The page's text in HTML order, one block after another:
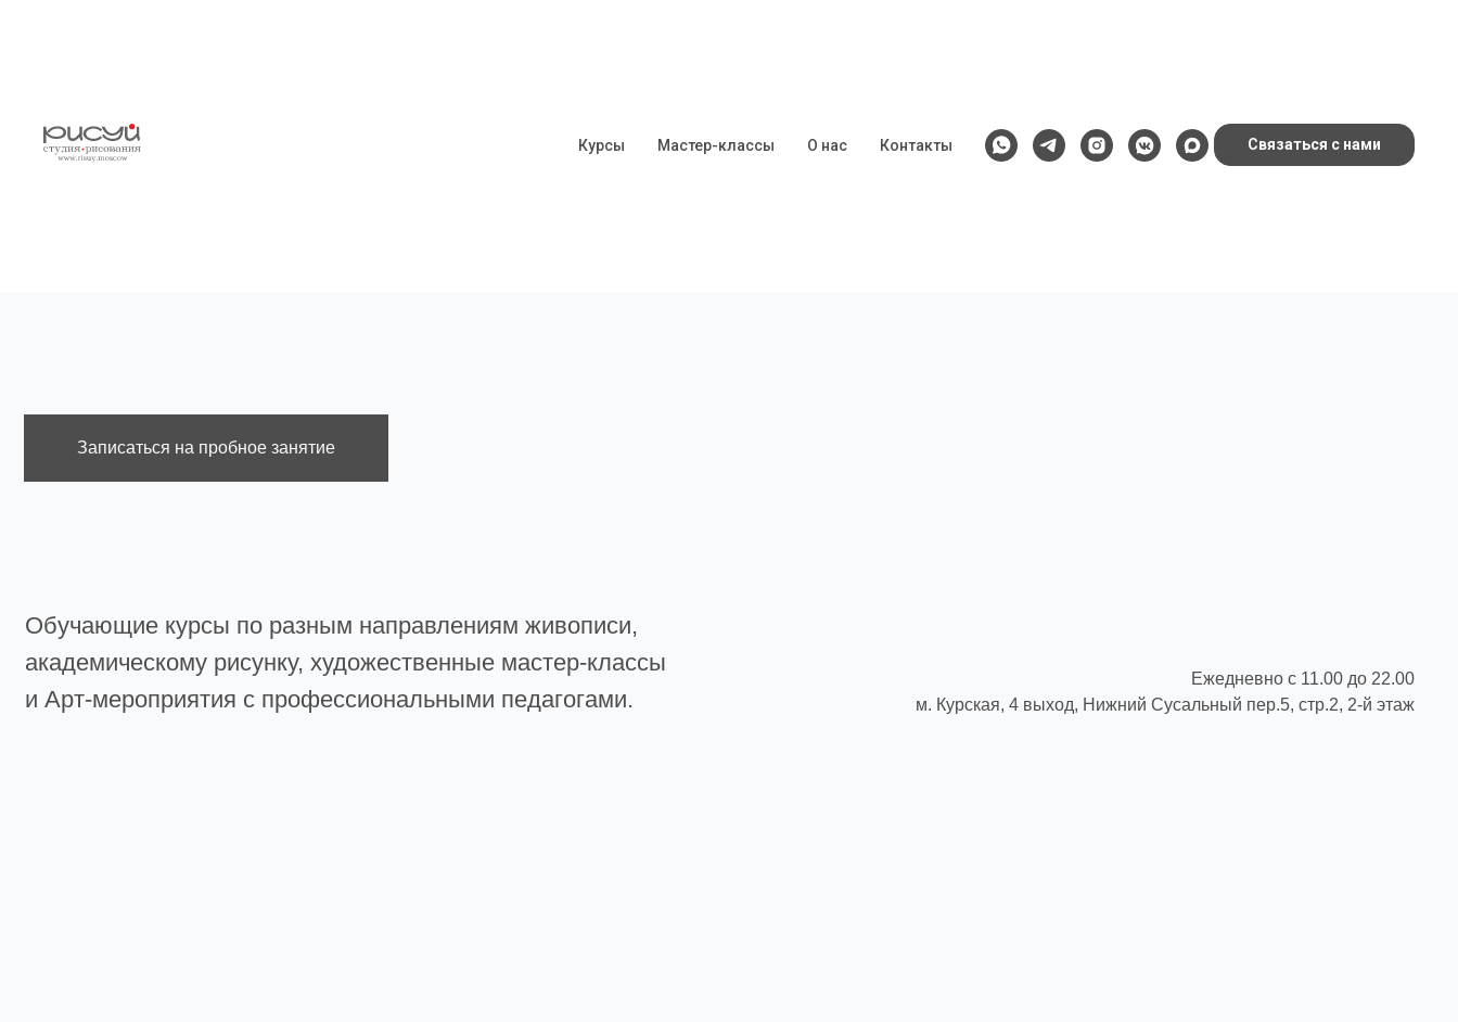
Курсы Мастер-классы О нас Контакты Связаться с нами
и Арт-мероприятия с профессиональными педагогами.